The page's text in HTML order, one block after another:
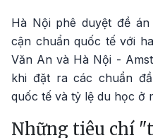
Hà Nội phê duyệt đề
cận chuẩn quốc tế với
Văn An và Hà Nội -
khi đặt ra các chuẩn
quốc tế và tỷ lệ du học ở
Những tiêu chí